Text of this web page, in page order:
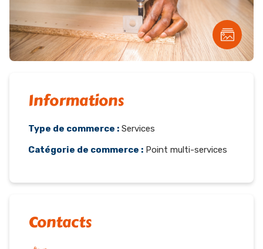
Informations
Type de commerce : Services
Catégorie de commerce : Point multi-services
Contacts